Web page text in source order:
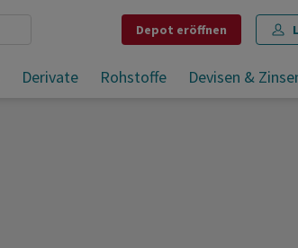
Depot eröffnen
Derivate Rohstoffe Devisen &
Merken Drucken Kommentare